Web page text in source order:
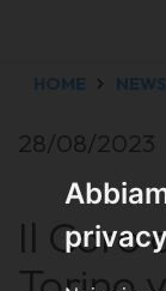
HOME NEWS
28/08/2023
Il Coro